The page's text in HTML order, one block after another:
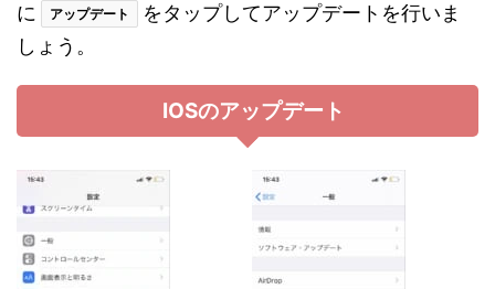
に
アップデート
をタップしてアップデートを行いま
しょう。
IOSのアップデート